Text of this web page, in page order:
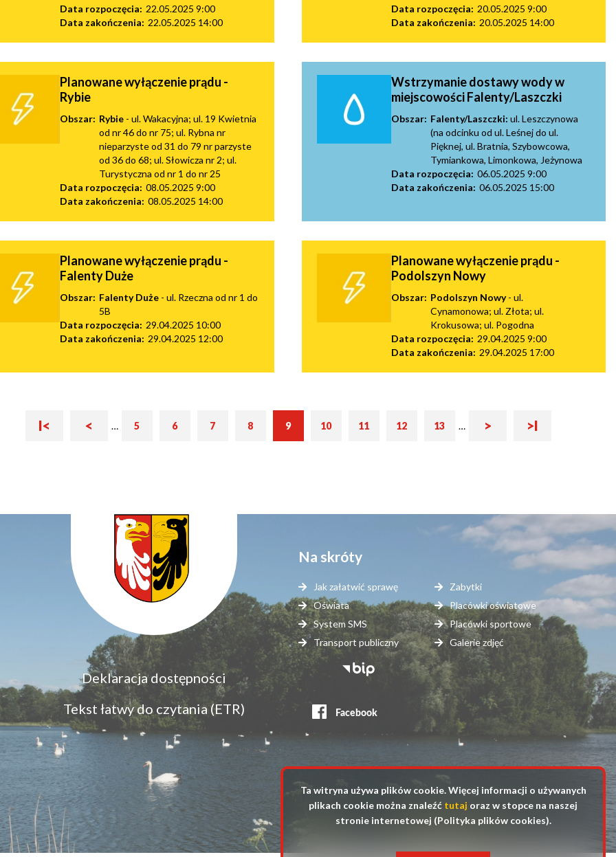
Data rozpoczęcia: 22.05.2025 9:00
Data zakończenia: 22.05.2025 14:00
Data rozpoczęcia: 20.05.2025 9:00
Data zakończenia: 20.05.2025 14:00
Planowane wyłączenie prądu -
Rybie
Obszar: Rybie - ul. Wakacyjna; ul. 19 Kwietnia
od nr 46 do nr 75; ul. Rybna nr
nieparzyste od 31 do 79 nr parzyste
od 36 do 68; ul. Słowicza nr 2; ul.
Turystyczna od nr 1 do nr 25
Data rozpoczęcia: 08.05.2025 9:00
Data zakończenia: 08.05.2025 14:00
Wstrzymanie dostawy wody w
miejscowości Falenty/Laszczki
Obszar: Falenty/Laszczki: ul. Leszczynowa
(na odcinku od ul. Leśnej do ul.
Pięknej, ul. Bratnia, Szybowcowa,
Tymiankowa, Limonkowa, Jeżynowa
Data rozpoczęcia: 06.05.2025 9:00
Data zakończenia: 06.05.2025 15:00
Planowane wyłączenie prądu -
Falenty Duże
Obszar: Falenty Duże - ul. Rzeczna od nr 1 do
5B
Data rozpoczęcia: 29.04.2025 10:00
Data zakończenia: 29.04.2025 12:00
Planowane wyłączenie prądu -
Podolszyn Nowy
Obszar: Podolszyn Nowy- ul.
Cynamonowa; ul. Złota; ul.
Krokusowa; ul. Pogodna
Data rozpoczęcia: 29.04.2025 9:00
Data zakończenia: 29.04.2025 17:00
Stronicowanie
Pierwsza
I<
Poprzednia
< … Strona
5 Strona
6 Strona
7 Strona
8
Bieżąca
9 Strona
10 Strona
11 Strona
12 Strona
13 … Następna
>
Ostatnia
>I
dostępność
Deklaracja dostępności
Tekst łatwy do czytania (ETR)
Na skróty
Jak załatwić sprawę
Oświata
System SMS
Transport publiczny
Zabytki
Placówki oświatowe
Placówki sportowe
Galerie zdjęć
Stopka
serwisy
zewnętrzne
Ta witryna używa plików cookie. Więcej informacji o używanych
plikach cookie można znaleźć tutaj oraz w stopce na naszej
stronie internetowej (Polityka plików cookies).